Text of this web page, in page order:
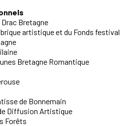
Drac Bretagne
artistique et du Fonds festival
Bretagne Romantique
de Bonnemain
Diffusion Artistique
Forêts